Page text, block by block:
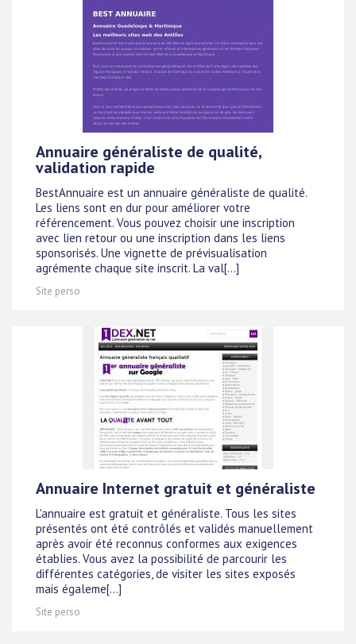
Annuaire généraliste de qualité,
validation rapide
BestAnnuaire est un annuaire généraliste de qualité.
Les liens sont en dur pour améliorer votre
référencement. Vous pouvez choisir une inscription
avec lien retour ou une inscription dans les liens
sponsorisés. Une vignette de prévisualisation
agrémente chaque site inscrit. La val[...]
Site perso
Annuaire Internet gratuit et généraliste
L'annuaire est gratuit et généraliste. Tous les sites
présentés ont été contrôlés et validés manuellement
après avoir été reconnus conformes aux exigences
établies. Vous avez la possibilité de parcourir les
différentes catégories, de visiter les sites exposés
mais égaleme[...]
Site perso